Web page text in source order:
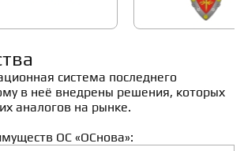
система последнего
в неё внедрены решения, которых
аналогов на рынке.
ОС «ОСнова»: